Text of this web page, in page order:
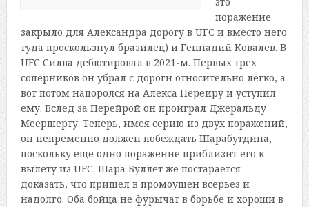
поражение
закрыло для Александра дорогу в UFC и вместо него
туда проскользнул бразилец) и Геннадий Ковалев. В
UFC Силва дебютировал в 2021-м. Первых трех
соперников он убрал с дороги относительно легко, а
вот потом напоролся на Алекса Перейру и уступил
ему. Вслед за Перейрой он проиграл Джеральду
Меершерту. Теперь, имея серию из двух поражений,
он непременно должен побеждать Шарабутдина,
поскольку еще одно поражение приблизит его к
вылету из UFC. Шара Буллет же постарается
доказать, что пришел в промоушен всерьез и
надолго. Оба бойца не фурычат в борьбе и хороши в